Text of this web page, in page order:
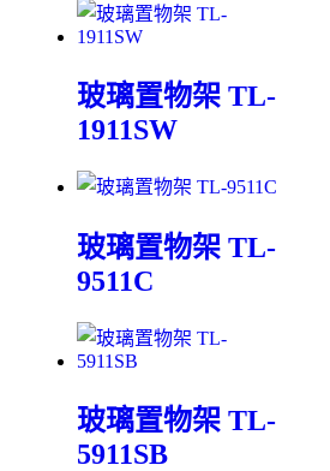
玻璃置物架 TL-
1911SW
玻璃置物架 TL-
9511C
玻璃置物架 TL-
5911SB